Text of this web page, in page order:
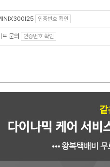
인증번호 확인
트 문의 인증번호 확인